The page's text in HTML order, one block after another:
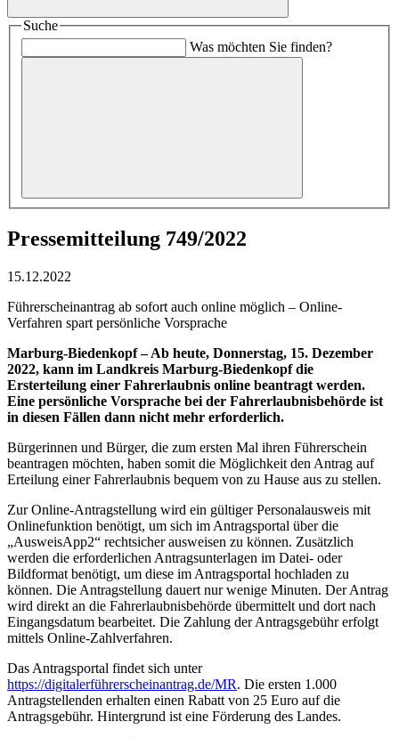
Suche
Was möchten Sie finden?
Pressemitteilung 749/2022
15.12.2022
Führerscheinantrag ab sofort auch online möglich – Online-
Verfahren spart persönliche Vorsprache
Marburg-Biedenkopf –Ab heute, Donnerstag, 15. Dezember
2022, kann im Landkreis Marburg-Biedenkopf die
Ersterteilung einer Fahrerlaubnis online beantragt werden.
Eine persönliche Vorsprache bei der Fahrerlaubnisbehörde ist
in diesen Fällen dann nicht mehr erforderlich.
Bürgerinnen und Bürger, die zum ersten Mal ihren Führerschein
beantragen möchten, haben somit die Möglichkeit den Antrag auf
Erteilung einer Fahrerlaubnis bequem von zu Hause aus zu stellen.
Zur Online-Antragstellung wird ein gültiger Personalausweis mit
Onlinefunktion benötigt, um sich im Antragsportal über die
„AusweisApp2“ rechtsicher ausweisen zu können. Zusätzlich
werden die erforderlichen Antragsunterlagen im Datei- oder
Bildformat benötigt, um diese im Antragsportal hochladen zu
können. Die Antragstellung dauert nur wenige Minuten. Der Antrag
wird direkt an die Fahrerlaubnisbehörde übermittelt und dort nach
Eingangsdatum bearbeitet. Die Zahlung der Antragsgebühr erfolgt
mittels Online-Zahlverfahren.
Das Antragsportal findet sich unter
https://digitalerführerscheinantrag.de/MR. Die ersten 1.000
Antragstellenden erhalten einen Rabatt von 25 Euro auf die
Antragsgebühr. Hintergrund ist eine Förderung des Landes.